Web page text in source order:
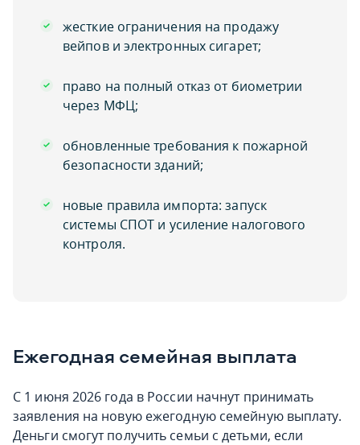
жесткие ограничения на продажу
вейпов и электронных сигарет;
право на полный отказ от биометрии
через МФЦ;
обновленные требования к пожарной
безопасности зданий;
новые правила импорта: запуск
системы СПОТ и усиление налогового
контроля.
Ежегодная семейная выплата
С 1 июня 2026 года в России начнут принимать
заявления на новую ежегодную семейную выплату.
Деньги смогут получить семьи с детьми, если